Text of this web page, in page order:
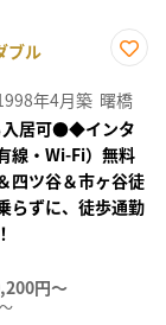
ブル
に入
り登
録
年4月築 曙橋
居可●◆インタ
線・Wi-Fi）無料
四ツ谷＆市ヶ谷徒
らずに、徒歩通勤
円～